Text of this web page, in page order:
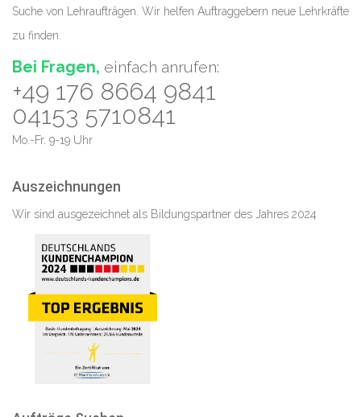
Suche von Lehraufträgen. Wir helfen Auftraggebern neue Lehrkräfte
zu finden.
Bei Fragen, einfach anrufen:
+49 176 8664 9841
04153 5710841
Mo.-Fr. 9-19 Uhr
Auszeichnungen
Wir sind ausgezeichnet als Bildungspartner des Jahres 2024